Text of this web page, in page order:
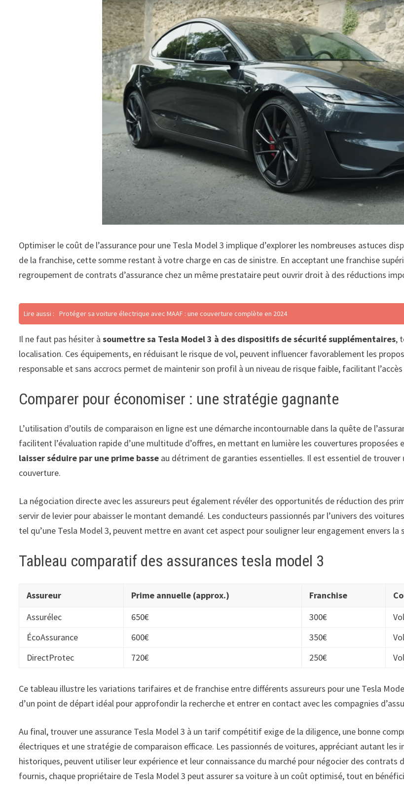
Optimiser le coût de l’assurance pour une Tesla Model 3 implique d’explorer les nombreuses astuces
de la franchise, cette somme restant à votre charge en cas de sinistre. En acceptant une franchise
regroupement de contrats d’assurance chez un même prestataire peut ouvrir droit à des réductions
Lire aussi : Protéger sa voiture électrique avec MAAF : une couverture complète en 2024
Il ne faut pas hésiter àsoumettre sa Tesla Model 3 à des dispositifs de sécurité supplémentaires,
localisation. Ces équipements, en réduisant le risque de vol, peuvent influencer favorablement les
responsable et sans accrocs permet de maintenir son profil à un niveau de risque faible, facilitant
Comparer pour économiser : une stratégie gagnante
L’utilisation d’outils de comparaison en ligne est une démarche incontournable dans la quête de
facilitent l’évaluation rapide d’une multitude d’offres, en mettant en lumière les couvertures
laisser séduire par une prime basse au détriment de garanties essentielles. Il est essentiel de trouver
couverture.
La négociation directe avec les assureurs peut également révéler des opportunités de réduction des
servir de levier pour abaisser le montant demandé. Les conducteurs passionnés par l’univers des
tel qu’une Tesla Model 3, peuvent mettre en avant cet aspect pour souligner leur engagement envers
Tableau comparatif des assurances tesla model 3
Assureur Prime annuelle (approx.) Franchise
Assurélec
650€ 300€
ÉcoAssurance
600€ 350€
DirectProtec
720€ 250€
Ce tableau illustre les variations tarifaires et de franchise entre différents assureurs pour une Tesla
d’un point de départ idéal pour approfondir la recherche et entrer en contact avec les compagnies
Au final, trouver une assurance Tesla Model 3 à un tarif compétitif exige de la diligence, une bonne
électriques et une stratégie de comparaison efficace. Les passionnés de voitures, appréciant autant
historiques, peuvent utiliser leur expérience et leur connaissance du marché pour négocier des contrats
fournis, chaque propriétaire de Tesla Model 3 peut assurer sa voiture à un coût optimisé, tout en